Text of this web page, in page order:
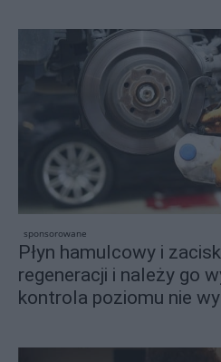
sponsorowane
Płyn hamulcowy i
regeneracji i należy go
kontrola poziomu nie